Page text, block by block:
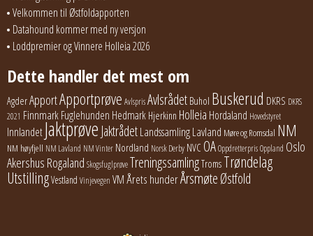
Velkommen til Østfoldapporten
Datahound kommer med ny versjon
Loddpremier og Vinnere Holleia 2026
Dette handler det mest om
AgderApportApportprøve AvlsprisAvlsrådet Buhol Buskerud DKRS DKRS
2021 FinnmarkFuglehunden Hedmark Hjerkinn Holleia Hordaland Hovedstyret
InnlandetJaktprøve JaktrådetLandssamlingLavland Møre og Romsdal NM
NM høyfjell NM Lavland NM Vinter Nordland Norsk Derby NVC OAOppdretterprisOppland Oslo
Akershus Rogaland SkogsfuglprøveTreningssamlingTroms Trøndelag
UtstillingVestland Vinjevegen VMÅrets hunderÅrsmøteØstfold